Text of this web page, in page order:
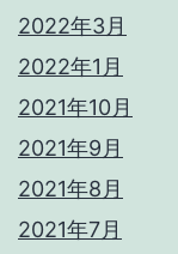
2022年3月
2022年1月
2021年10月
2021年9月
2021年8月
2021年7月